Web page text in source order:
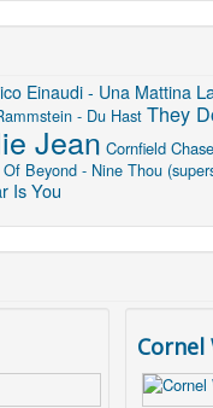
Einaudi - Una Mattina
- Du Hast They
Jean Cornfield Chase
Beyond - Nine Thou
Is You
Cornel